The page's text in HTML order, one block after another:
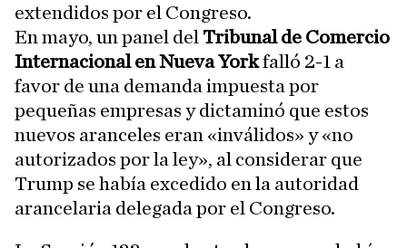
extendidos por el Congreso.
En mayo, un panel del Tribunal de Comercio
Internacional en Nueva Yorkfalló 2-1 a
favor de una demanda impuesta por
pequeñas empresas y dictaminó que estos
nuevos aranceles eran «inválidos» y «no
autorizados por la ley», al considerar que
Trump se había excedido en la autoridad
arancelaria delegada por el Congreso.